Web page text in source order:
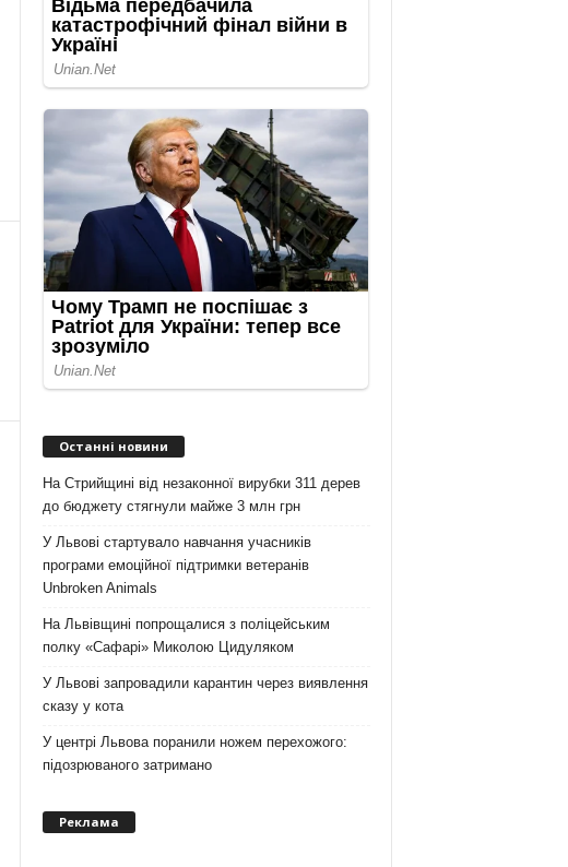
Останні новини
На Стрийщині від незаконної вирубки 311 дерев
до бюджету стягнули майже 3 млн грн
У Львові стартувало навчання учасників
програми емоційної підтримки ветеранів
Unbroken Animals
На Львівщині попрощалися з поліцейським
полку «Сафарі» Миколою Цидуляком
У Львові запровадили карантин через виявлення
сказу у кота
У центрі Львова поранили ножем перехожого:
підозрюваного затримано
Реклама